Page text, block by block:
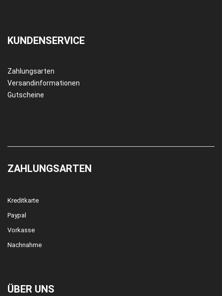
KUNDENSERVICE
Zahlungsarten
Versandinformationen
Gutscheine
ZAHLUNGSARTEN
Kreditkarte
Paypal
Vorkasse
Nachnahme
ÜBER UNS